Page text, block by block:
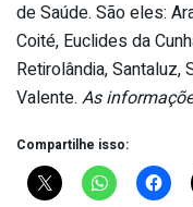
de Saúde. São eles:
Coité, Euclides da
Retirolândia, Santaluz,
Valente. As
Compartilhe isso: